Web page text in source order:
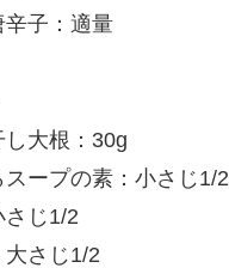
子：適量
大根：30g
ープの素：小さじ1/2
じ1/2
さじ1/2